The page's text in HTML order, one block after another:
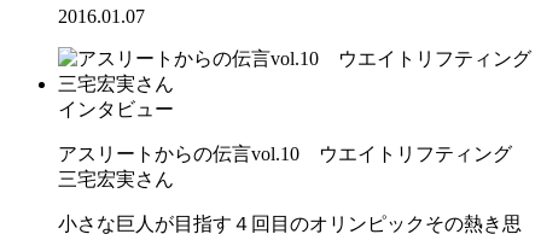
2016.01.07
インタビュー
アスリートからの伝言vol.10 ウエイトリフティング
三宅宏実さん
小さな巨人が目指す４回目のオリンピックその熱き思